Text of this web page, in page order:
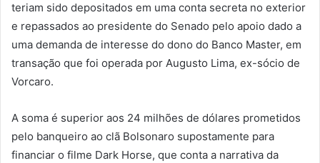
teriam sido depositados em uma conta secreta no exterior
e repassados ao presidente do Senado pelo apoio dado a
uma demanda de interesse do dono do Banco Master, em
transação que foi operada por Augusto Lima, ex-sócio de
Vorcaro.
A soma é superior aos 24 milhões de dólares prometidos
pelo banqueiro ao clã Bolsonaro supostamente para
financiar o filme Dark Horse, que conta a narrativa da